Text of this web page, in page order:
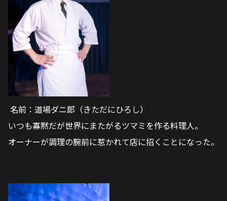
名前：道場ダニ郎（きただにひろし）
いつも寡黙だが世界にまたがるツマミを作る料理人。
オーナーが調理の腕前に惹かれて店に招くことになった。